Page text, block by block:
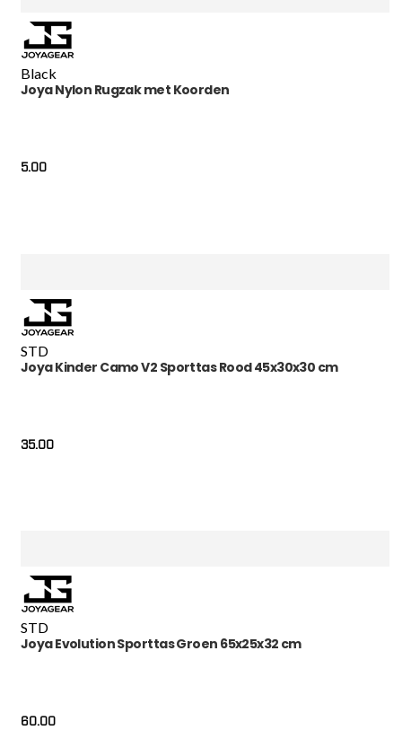
Black
Joya Nylon Rugzak met Koorden
5.00
STD
Joya Kinder Camo V2 Sporttas Rood 45x30x30 cm
35.00
STD
Joya Evolution Sporttas Groen 65x25x32 cm
60.00